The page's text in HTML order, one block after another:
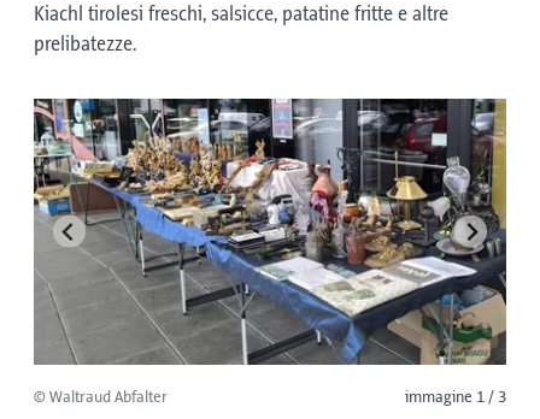
Kiachl tirolesi freschi, salsicce, patatine fritte e altre
prelibatezze.
© Waltraud Abfalter immagine 1 / 3